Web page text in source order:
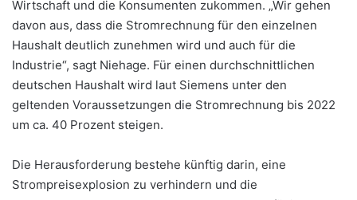
Wirtschaft und die Konsumenten zukommen. „Wir gehen
davon aus, dass die Stromrechnung für den einzelnen
Haushalt deutlich zunehmen wird und auch für die
Industrie“, sagt Niehage. Für einen durchschnittlichen
deutschen Haushalt wird laut Siemens unter den
geltenden Voraussetzungen die Stromrechnung bis 2022
um ca. 40 Prozent steigen.
Die Herausforderung bestehe künftig darin, eine
Strompreisexplosion zu verhindern und die